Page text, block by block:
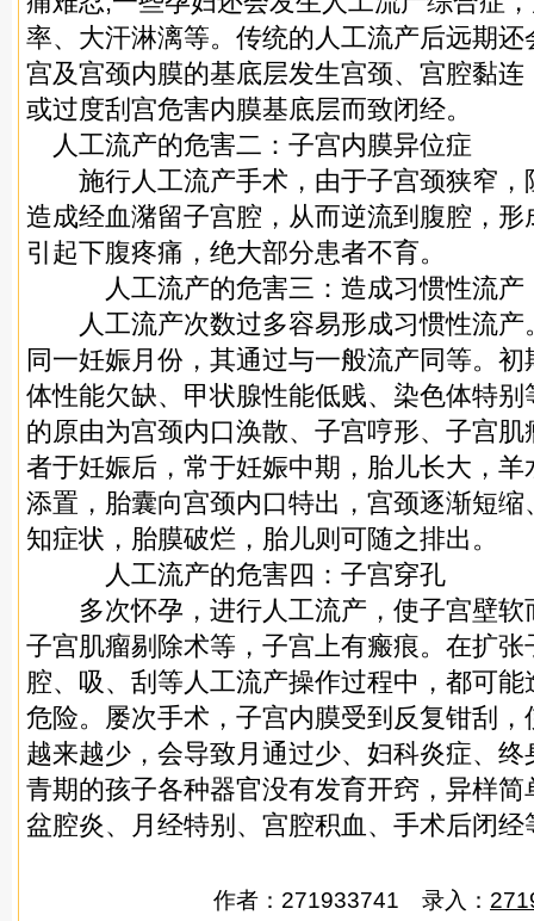
率、大汗淋漓等。传统的人工流产后远期
宫及宫颈内膜的基底层发生宫颈、宫腔黏
或过度刮宫危害内膜基底层而致闭经。
人工流产的危害二：子宫内膜异位症
施行人工流产手术，由于子宫颈狭窄，
造成经血潴留子宫腔，从而逆流到腹腔，
引起下腹疼痛，绝大部分患者不育。
人工流产的危害三：造成习惯性流产
人工流产次数过多容易形成习惯性流产
同一妊娠月份，其通过与一般流产同等。
体性能欠缺、甲状腺性能低贱、染色体特
的原由为宫颈内口涣散、子宫哼形、子宫
者于妊娠后，常于妊娠中期，胎儿长大，
添置，胎囊向宫颈内口特出，宫颈逐渐短
知症状，胎膜破烂，胎儿则可随之排出。
人工流产的危害四：子宫穿孔
多次怀孕，进行人工流产，使子宫壁软
子宫肌瘤剔除术等，子宫上有瘢痕。在扩
腔、吸、刮等人工流产操作过程中，都可
危险。屡次手术，子宫内膜受到反复钳刮
越来越少，会导致月通过少、妇科炎症、
青期的孩子各种器官没有发育开窍，异样
盆腔炎、月经特别、宫腔积血、手术后闭经
作者：271933741 录入：